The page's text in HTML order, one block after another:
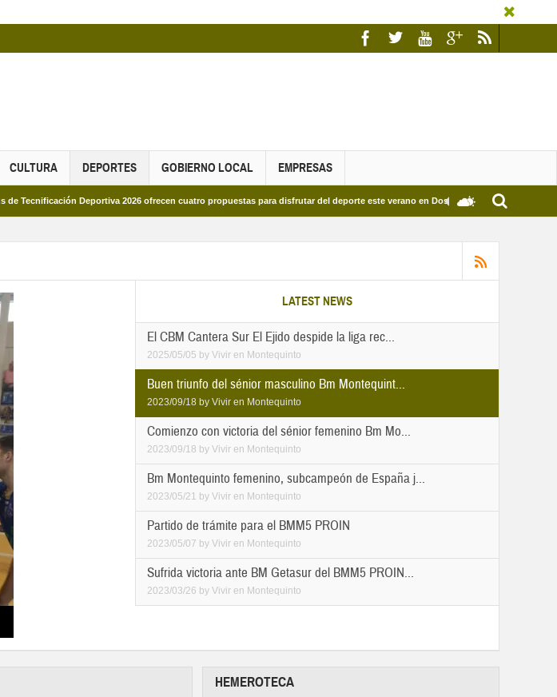
CULTURA DEPORTES GOBIERNO LOCAL EMPRESAS
2026 ofrecen cuatro propuestas para disfrutar del deporte este verano en Dos Hermanas Más de dos mil
LATEST NEWS
El CBM Cantera Sur El Ejido despide la liga rec...
2025/05/05 by Vivir en Montequinto
Buen triunfo del sénior masculino Bm Montequint...
2023/09/18 by Vivir en Montequinto
Comienzo con victoria del sénior femenino Bm Mo...
2023/09/18 by Vivir en Montequinto
Bm Montequinto femenino, subcampeón de España j...
2023/05/21 by Vivir en Montequinto
Partido de trámite para el BMM5 PROIN
2023/05/07 by Vivir en Montequinto
Sufrida victoria ante BM Getasur del BMM5 PROIN...
2023/03/26 by Vivir en Montequinto
HEMEROTECA